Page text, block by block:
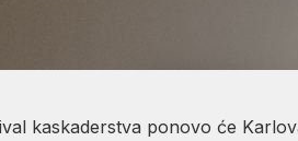
kaskaderstva ponovo će